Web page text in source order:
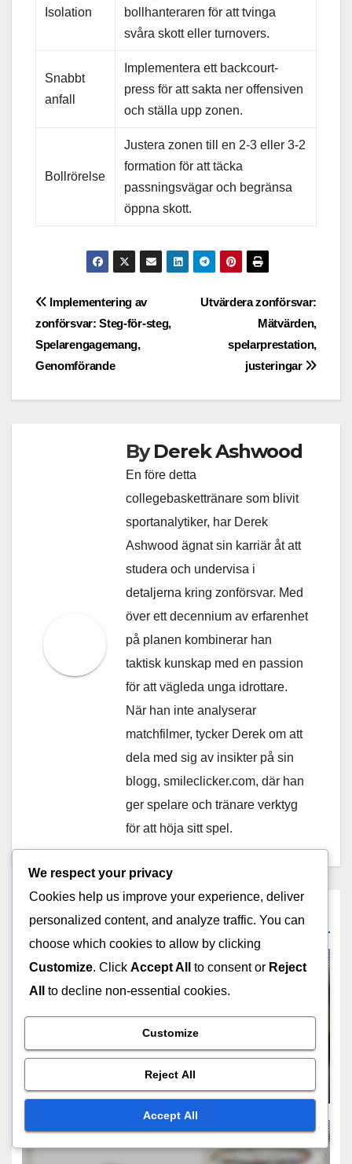
Isolation
bollhanteraren för att tvinga
svåra skott eller turnovers.
Snabbt
anfall
Implementera ett backcourt-
press för att sakta ner offensiven
och ställa upp zonen.
Bollrörelse
Justera zonen till en 2-3 eller 3-2
formation för att täcka
passningsvägar och begränsa
öppna skott.
Post
navigation
Utvärdera zonförsvar:
Mätvärden,
spelarprestation,
justeringar
Implementering av
zonförsvar: Steg-för-steg,
Spelarengagemang,
Genomförande
ByDerek Ashwood
En före detta
collegebaskettränare som blivit
sportanalytiker, har Derek
Ashwood ägnat sin karriär åt att
studera och undervisa i
detaljerna kring zonförsvar. Med
över ett decennium av erfarenhet
på planen kombinerar han
taktisk kunskap med en passion
för att vägleda unga idrottare.
När han inte analyserar
matchfilmer, tycker Derek om att
dela med sig av insikter på sin
blogg, smileclicker.com, där han
ger spelare och tränare verktyg
för att höja sitt spel.
Related Post
Zonförsvar Scouting: Analys,
Spelarroller, Strategier
DEREK ASHWOOD
We respect your privacy
Cookies help us improve your experience, deliver
personalized content, and analyze traffic. You can
choose which cookies to allow by clicking
Customize. Click Accept All to consent or Reject
All
to decline non-essential cookies.
Customize
Reject All
Accept All